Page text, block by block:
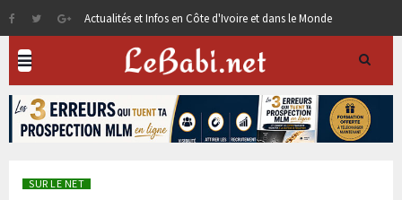
Actualités et Infos en Côte d'Ivoire et dans le Monde
SUR LE NET